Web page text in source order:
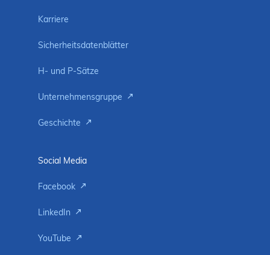
Karriere
Sicherheitsdatenblätter
H- und P-Sätze
Unternehmensgruppe
Geschichte
Social Media
Facebook
LinkedIn
YouTube